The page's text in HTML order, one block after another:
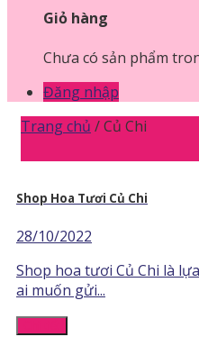
Giỏ hàng
Chưa có sản phẩm
Đăng nhập
Trang chủ /Củ Chi
Shop Hoa Tươi Củ Chi
28/10/2022
Shop hoa tươi Củ Chi là
ai muốn gửi...